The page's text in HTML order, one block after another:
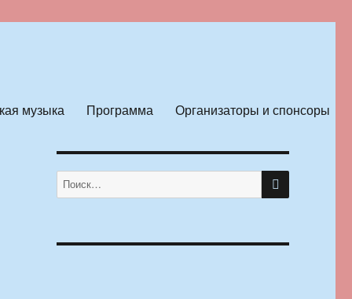
музыка Программа Организаторы и спонсоры
Искать: ПОИСК